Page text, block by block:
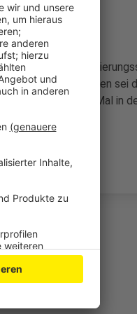
Union an die
vor. In Leverkusen sei
wäre das erste Mal in